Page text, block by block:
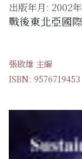
出版年月: 2002
戰後東北亞國
張啟雄 主編
ISBN: 9576719453